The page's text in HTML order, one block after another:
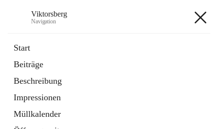
Viktorsberg
Navigation
Start
Beiträge
Beschreibung
Impressionen
Müllkalender
1 Schnellzugriff
Bürgerservice
10 Schnellzugriffe